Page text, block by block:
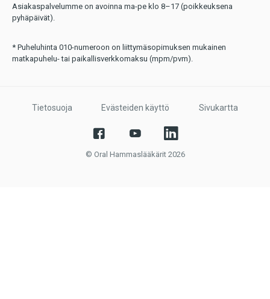
Asiakaspalvelumme on avoinna ma-pe klo 8–17 (poikkeuksena
pyhäpäivät).
* Puheluhinta 010-numeroon on liittymäsopimuksen mukainen
matkapuhelu- tai paikallisverkkomaksu (mpm/pvm).
Tietosuoja Evästeiden käyttö Sivukartta
© Oral Hammaslääkärit 2026